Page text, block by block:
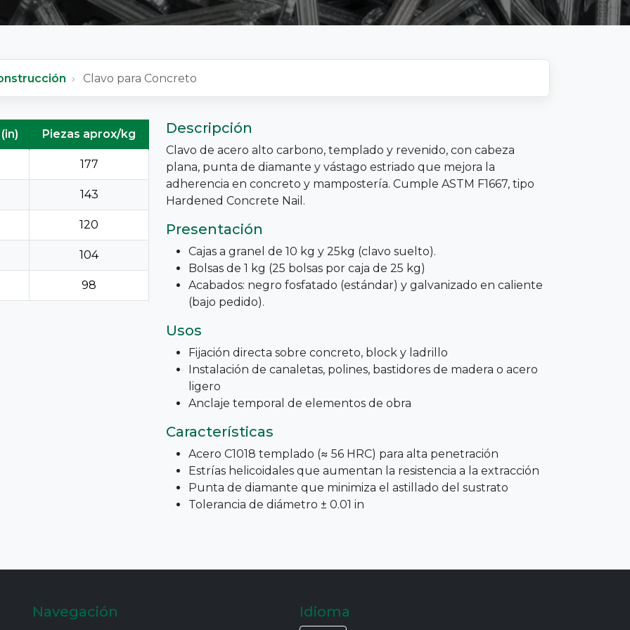
Clavo para Concreto
Piezas aprox/kg
177
143
120
104
98
Descripción
Clavo de acero alto carbono, templado y revenido, con cabeza
plana, punta de diamante y vástago estriado que mejora la
adherencia en concreto y mampostería. Cumple ASTM F1667, tipo
Hardened Concrete Nail.
Presentación
Cajas a granel de 10 kg y 25kg (clavo suelto).
Bolsas de 1 kg (25 bolsas por caja de 25 kg)
Acabados: negro fosfatado (estándar) y galvanizado en caliente
(bajo pedido).
Usos
Fijación directa sobre concreto, block y ladrillo
Instalación de canaletas, polines, bastidores de madera o acero
ligero
Anclaje temporal de elementos de obra
Características
Acero C1018 templado (≈ 56 HRC) para alta penetración
Estrías helicoidales que aumentan la resistencia a la extracción
Punta de diamante que minimiza el astillado del sustrato
Tolerancia de diámetro ± 0.01 in
Navegación Idioma